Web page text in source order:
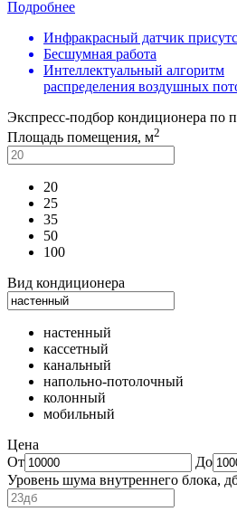
Подробнее
Инфракрасный датчик
Бесшумная работа
Интеллектуальный алгоритм
распределения воздушных
Экспресс-подбор кондиционера по
Площадь помещения, м2
20
25
35
50
100
Вид кондиционера
настенный
кассетный
канальный
напольно-потолочный
колонный
мобильный
Цена
От
До
Уровень шума внутреннего блока,